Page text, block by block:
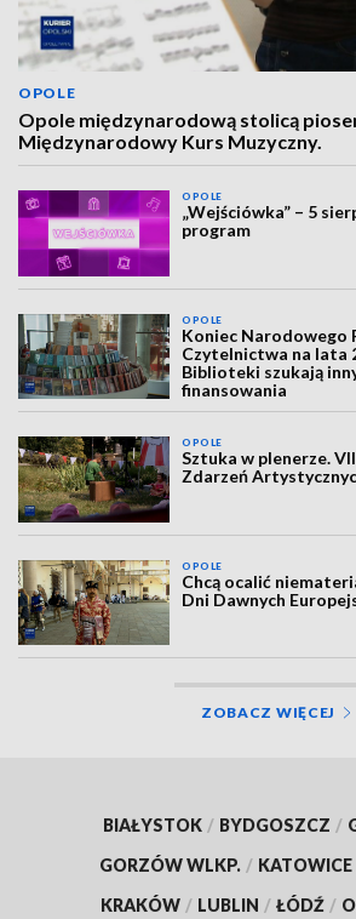
OPOLE
Opole międzynarodową stolicą
Międzynarodowy Kurs Muzyczny.
OPOLE
„Wejściówka” – 5
program
OPOLE
Koniec Narodowego
Czytelnictwa na lata
Biblioteki szukają
finansowania
OPOLE
Sztuka w plenerze.
Zdarzeń
OPOLE
Chcą ocalić
Dni Dawnych
ZOBACZ WIĘCEJ
BIAŁYSTOK / BYDGOSZCZ /
GORZÓW WLKP. / KATOWICE
KRAKÓW / LUBLIN / ŁÓDŹ /